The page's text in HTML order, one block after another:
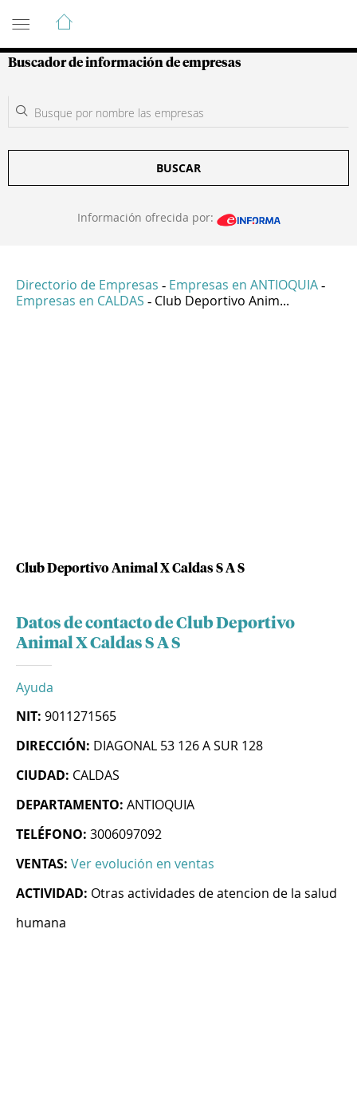
Guía de Empresas Colombianas
Buscador de información de empresas
BUSCAR
Información ofrecida por:
Directorio de Empresas - Empresas en ANTIOQUIA -
Empresas en CALDAS - Club Deportivo Anim...
Club Deportivo Animal X Caldas S A S
Datos de contacto de Club Deportivo
Animal X Caldas S A S
Ayuda
NIT: 9011271565
DIRECCIÓN: DIAGONAL 53 126 A SUR 128
CIUDAD: CALDAS
DEPARTAMENTO: ANTIOQUIA
TELÉFONO: 3006097092
VENTAS: Ver evolución en ventas
ACTIVIDAD: Otras actividades de atencion de la salud
humana